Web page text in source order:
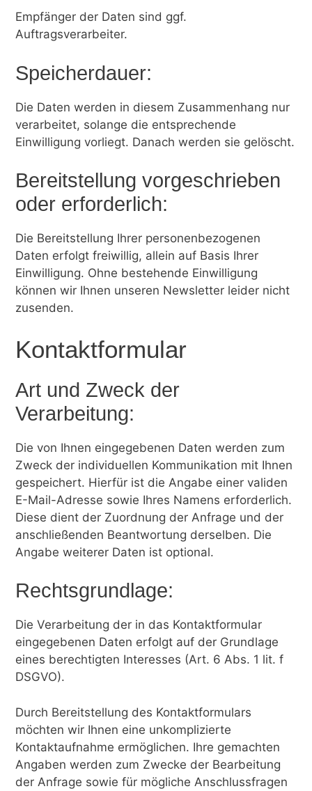
Empfänger der Daten sind ggf.
Auftragsverarbeiter.
Speicherdauer:
Die Daten werden in diesem Zusammenhang nur
verarbeitet, solange die entsprechende
Einwilligung vorliegt. Danach werden sie gelöscht.
Bereitstellung vorgeschrieben
oder erforderlich:
Die Bereitstellung Ihrer personenbezogenen
Daten erfolgt freiwillig, allein auf Basis Ihrer
Einwilligung. Ohne bestehende Einwilligung
können wir Ihnen unseren Newsletter leider nicht
zusenden.
Kontaktformular
Art und Zweck der
Verarbeitung:
Die von Ihnen eingegebenen Daten werden zum
Zweck der individuellen Kommunikation mit Ihnen
gespeichert. Hierfür ist die Angabe einer validen
E-Mail-Adresse sowie Ihres Namens erforderlich.
Diese dient der Zuordnung der Anfrage und der
anschließenden Beantwortung derselben. Die
Angabe weiterer Daten ist optional.
Rechtsgrundlage:
Die Verarbeitung der in das Kontaktformular
eingegebenen Daten erfolgt auf der Grundlage
eines berechtigten Interesses (Art. 6 Abs. 1 lit. f
DSGVO).
Durch Bereitstellung des Kontaktformulars
möchten wir Ihnen eine unkomplizierte
Kontaktaufnahme ermöglichen. Ihre gemachten
Angaben werden zum Zwecke der Bearbeitung
der Anfrage sowie für mögliche Anschlussfragen